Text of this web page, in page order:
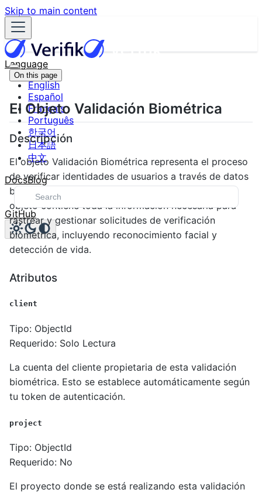
Skip to main content
Language
English
Español
Français
Português
한국어
日本語
中文
DocsBlog
GitHub
On this page
El Objeto Validación Biométrica
Descripción
El objeto Validación Biométrica representa el proceso
de verificar identidades de usuarios a través de datos
biométricos dentro de tus proyectos Verifik. Este
objeto contiene toda la información necesaria para
rastrear y gestionar solicitudes de verificación
biométrica, incluyendo reconocimiento facial y
detección de vida.
Atributos
client
Tipo: ObjectId
Requerido: Solo Lectura
La cuenta del cliente propietaria de esta validación
biométrica. Esto se establece automáticamente según
tu token de autenticación.
project
Tipo: ObjectId
Requerido: No
El proyecto donde se está realizando esta validación